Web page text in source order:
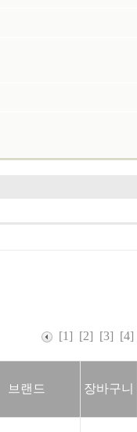
[1] [2] [3] [4]
브랜드 장바구니